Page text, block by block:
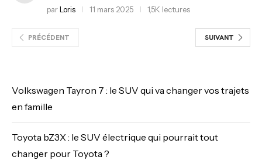
parLoris 11 mars 2025 1,5K lectures
PRÉCÉDENT SUIVANT
Volkswagen Tayron 7 : le SUV qui va changer vos trajets
en famille
Toyota bZ3X : le SUV électrique qui pourrait tout
changer pour Toyota ?